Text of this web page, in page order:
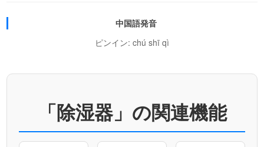
中国語発音
ピンイン: chú shī qì
「除湿器」の関連機能